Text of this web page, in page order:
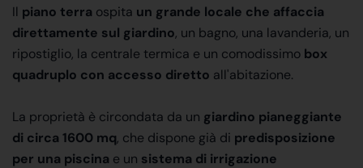
Il piano terra ospita un grande locale che affaccia
direttamente sul giardino, un bagno, una lavanderia, un
ripostiglio, la centrale termica e un comodissimo box
quadruplo con accesso diretto all'abitazione.
La proprietà è circondata da un giardino pianeggiante
di circa 1600 mq, che dispone già di predisposizione
per una piscina e un sistema di irrigazione